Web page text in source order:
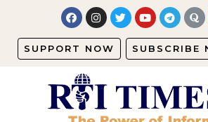
SUPPORT NOW SUBSCRIBE